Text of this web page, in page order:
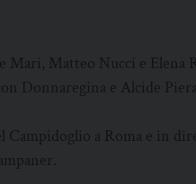
Matteo Nucci e Elena
Donnaregina e Alcide
Campidoglio a Roma e in